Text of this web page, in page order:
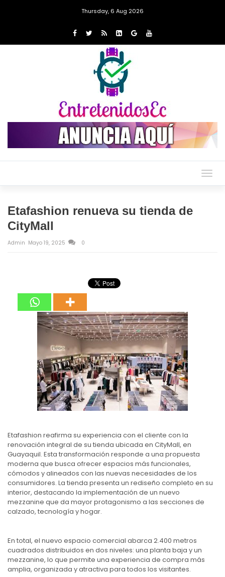
Thursday, 6 Aug 2026
Etafashion renueva su tienda de
CityMall
Admin Mayo 19, 2025 0
Etafashion reafirma su experiencia con el cliente con la
renovación integral de su tienda ubicada en CityMall, en
Guayaquil. Esta transformación responde a una propuesta
moderna que busca ofrecer espacios más funcionales,
cómodos y alineados con las nuevas necesidades de los
consumidores. La tienda presenta un rediseño completo en su
interior, destacando la implementación de un nuevo
mezzanine que da mayor protagonismo a las secciones de
calzado, tecnología y hogar.
En total, el nuevo espacio comercial abarca 2.400 metros
cuadrados distribuidos en dos niveles: una planta baja y un
mezzanine, lo que permite una experiencia de compra más
amplia, organizada y atractiva para todos los visitantes.